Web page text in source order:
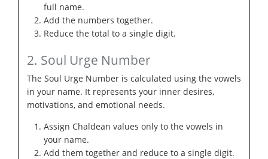
full name.
Add the numbers together.
Reduce the total to a single digit.
2. Soul Urge Number
The Soul Urge Number is calculated using the vowels
in your name. It represents your inner desires,
motivations, and emotional needs.
Assign Chaldean values only to the vowels in
your name.
Add them together and reduce to a single digit.